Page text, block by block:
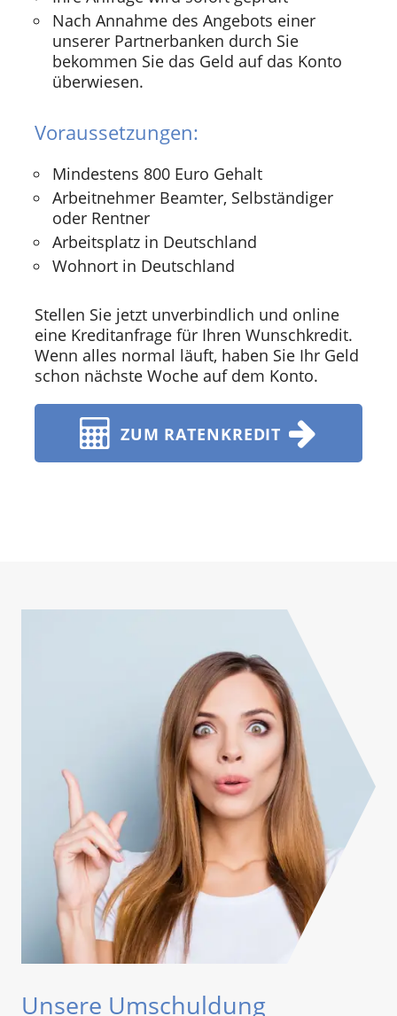
Nach Annahme des Angebots einer
unserer Partnerbanken durch Sie
bekommen Sie das Geld auf das Konto
überwiesen.
Voraussetzungen:
Mindestens 800 Euro Gehalt
Arbeitnehmer Beamter, Selbständiger
oder Rentner
Arbeitsplatz in Deutschland
Wohnort in Deutschland
Stellen Sie jetzt unverbindlich und online
eine Kreditanfrage für Ihren Wunschkredit.
Wenn alles normal läuft, haben Sie Ihr Geld
schon nächste Woche auf dem Konto.
ZUM RATENKREDIT
Unsere Umschuldung